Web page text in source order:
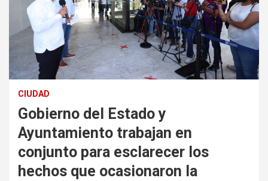
CIUDAD
Gobierno del Estado y
Ayuntamiento trabajan en
conjunto para esclarecer los
hechos que ocasionaron la